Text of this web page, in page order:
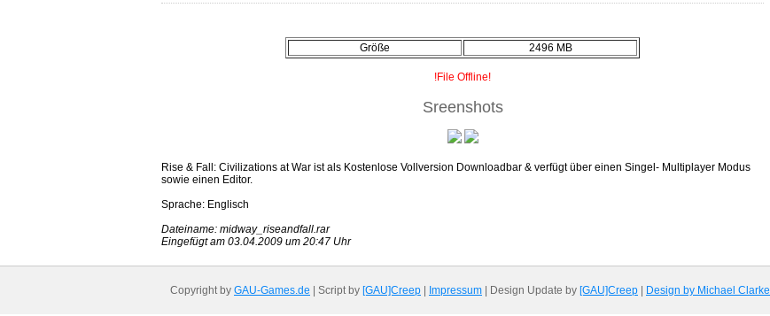
Größe 2496 MB
!File Offline!
Sreenshots
Rise & Fall: Civilizations at War ist als Kostenlose Vollversion Downloadbar & verfügt über einen Singel- Multiplayer Modus
sowie einen Editor.
Sprache: Englisch
Dateiname: midway_riseandfall.rar
Eingefügt am 03.04.2009 um 20:47 Uhr
Copyright by GAU-Games.de | Script by [GAU]Creep Impressum | Design Update by [GAU]Creep Design by Michael Clarke